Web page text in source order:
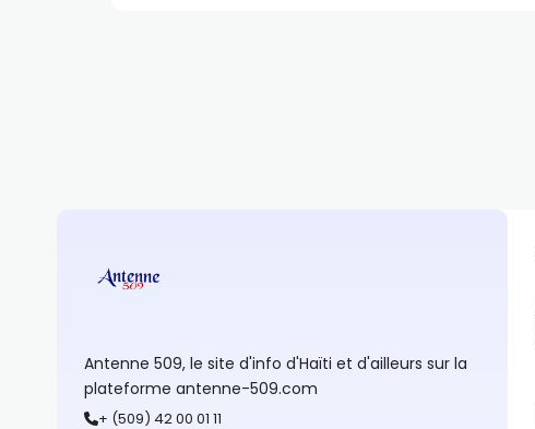
Antenne 509, le site d'info d'Haïti et d'ailleurs sur la
plateforme antenne-509.com
+ (509) 42 00 01 11